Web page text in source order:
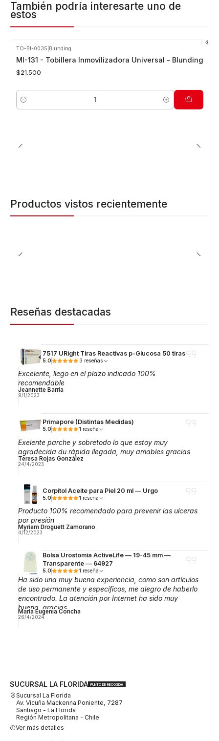
También podría interesarte uno de
estos
TO-BI-0035 Blunding
MI-131 - Tobillera Inmovilizadora Universal - Blunding
$21.500
Cantidad
Productos vistos recientemente
Reseñas destacadas
7517 URight Tiras Reactivas p-Glucosa 50 tiras
5.0 3 reseñas
Excelente, llego en el plazo indicado 100%
recomendable
Jeannette Barria
9/1/2023
Primapore (Distintas Medidas)
5.0 1 reseña
Exelente parche y sobretodo lo que estoy muy
agradecida du rápida llegada, muy amables gracias
Teresa Rojas González
24/4/2023
Corpitol Aceite para Piel 20 ml — Urgo
5.0 1 reseña
Producto 100% recomendado para prevenir las ulceras
por presión
Myriam Droguett Zamorano
4/12/2023
Bolsa Urostomia ActiveLife — 19-45 mm —
Transparente — 64927
5.0 1 reseña
Ha sido una muy buena experiencia, como son artículos
de uso permanente y específicos, me alegro de haberlo
encontrado. La atención por Internet ha sido muy
buena, gracias.
Maria Eugenia Concha
26/4/2024
SUCURSAL LA FLORIDA PUNTO DE RECOGIDA
Sucursal La Florida
Av. Vicuña Mackenna Poniente, 7287
Santiago - La Florida
Región Metropolitana - Chile
Ver más detalles